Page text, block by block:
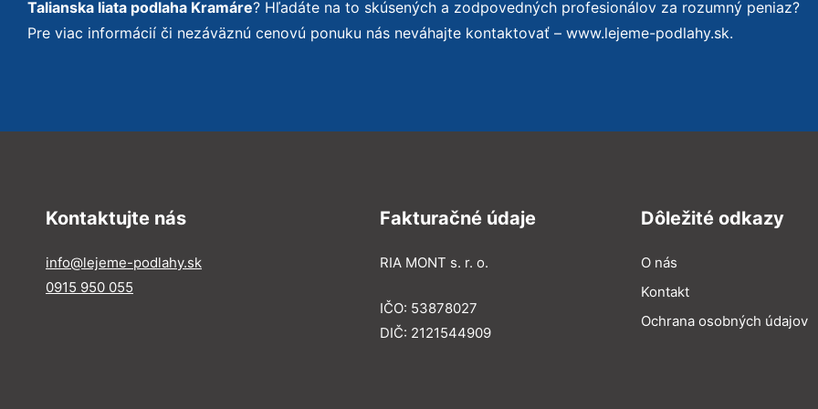
Talianska liata podlaha Kramáre? Hľadáte na to skúsených a zodpovedných profesionálov za rozumný peniaz?
Pre viac informácií či nezáväznú cenovú ponuku nás neváhajte kontaktovať – www.lejeme-podlahy.sk.
Kontaktujte nás
info@lejeme-podlahy.sk
0915 950 055
Fakturačné údaje
RIA MONT s. r. o.
IČO: 53878027
DIČ: 2121544909
Dôležité odkazy
O nás
Kontakt
Ochrana osobných údajov